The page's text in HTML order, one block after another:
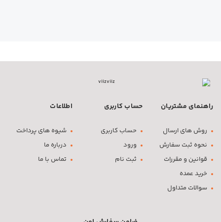
راهنمای مشتریان
روش های ارسال
نحوه ثبت سفارش
قوانین و مقررات
خرید عمده
سوالات متداول
حساب کاربری
حساب کاربری
ورود
ثبت نام
اطلاعات
شیوه های پرداخت
درباره ما
تماس با ما